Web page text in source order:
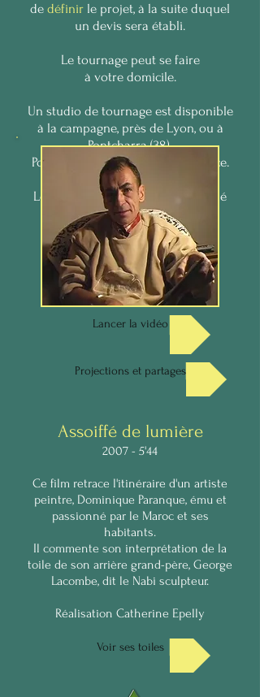
de définir le projet, à la suite duquel
un devis sera établi.
Le tournage peut se faire
à votre domicile.
Un studio de tournage est disponible
à la campagne, près de Lyon, ou à
Pontcharra (38).
Possibilité d'hébergement sur place.
Le produit fini est livré sur DVD, clé
USB ou internet.
Tarifs : nous consulter.
Lancer la vidéo
Projections et partages
Assoiffé de lumière
2007 - 5'44
Ce film retrace l'itinéraire d'un artiste
peintre, Dominique Paranque, ému et
passionné par le Maroc et ses
habitants.
Il commente son interprétation de la
toile de son arrière grand-père, George
Lacombe, dit le Nabi sculpteur.
Réalisation Catherine Epelly
Voir ses toiles